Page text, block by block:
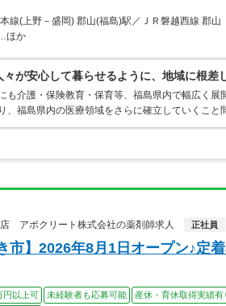
本線(上野－盛岡) 郡山(福島)駅／ＪＲ磐越西線 郡山
ほか
々が安心して暮らせるように、地域に根差
も介護・保険教育・保育等、福島県内で幅広く
、福島県内の医療領域をさらに確立していくこ
アポクリート株式会社の薬剤師求人
正社員
市】2026年8月1日オープン♪
円以上可 未経験者も応募可能 産休・育休取得実績有